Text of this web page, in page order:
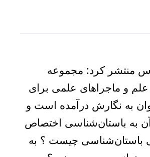
منتشر کرد: مجموعه
و ماجراهای علمی برای
به نگارش درآمده است و
به باستان‌شناسی اختصاص
باستان‌شناسی چیست ؟ به